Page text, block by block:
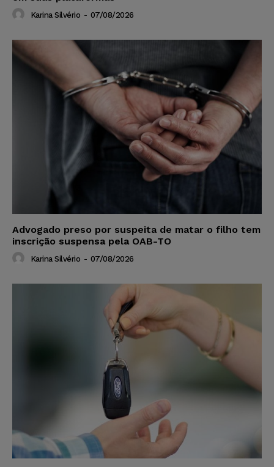
Karina Silvério - 07/08/2026
Advogado preso por suspeita de matar o filho tem
inscrição suspensa pela OAB-TO
Karina Silvério - 07/08/2026